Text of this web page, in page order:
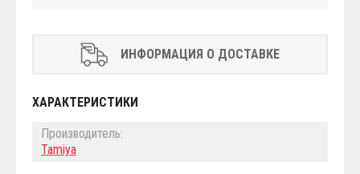
ИНФОРМАЦИЯ О ДОСТАВКЕ
ХАРАКТЕРИСТИКИ
Производитель:
Tamiya